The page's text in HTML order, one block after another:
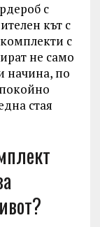
с
кът с
с
не само
начина, по
стая